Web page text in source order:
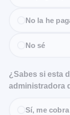
No la he
No sé
¿Sabes si esta
administradora
Sí, me